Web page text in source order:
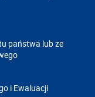
państwa lub ze
i Ewaluacji